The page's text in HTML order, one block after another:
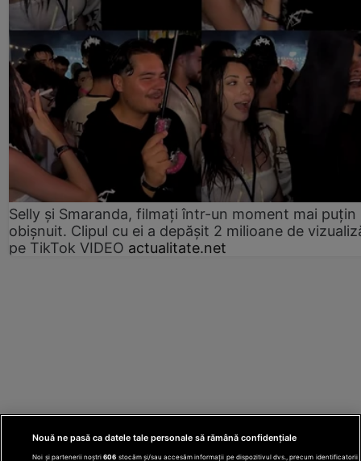
Selly și Smaranda, filmați într-un moment mai puțin
obișnuit. Clipul cu ei a depășit 2 milioane de
pe TikTok VIDEO actualitate.net
Nouă ne pasă ca datele tale personale să rămână confidențiale
Noi și partenerii noștri606 stocăm și/sau accesăm informații pe dispozitivul dvs., precum identificatorii